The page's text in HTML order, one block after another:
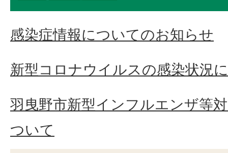
感染症情報についてのお知らせ
新型コロナウイルスの感染状況
羽曳野市新型インフルエンザ等
ついて